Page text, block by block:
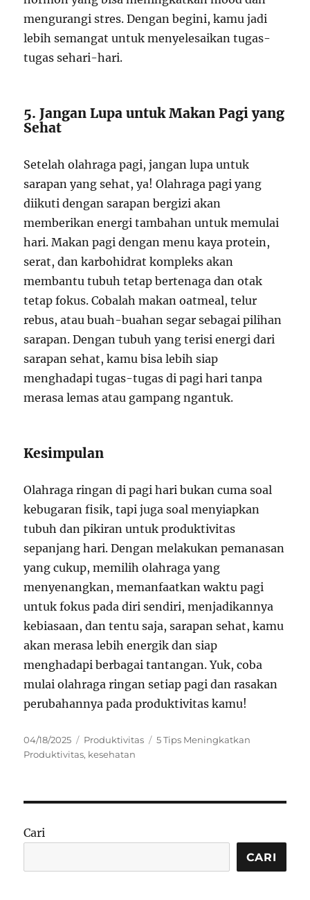
mengurangi stres. Dengan begini, kamu jadi
lebih semangat untuk menyelesaikan tugas-
tugas sehari-hari.
5. Jangan Lupa untuk Makan Pagi yang
Sehat
Setelah olahraga pagi, jangan lupa untuk
sarapan yang sehat, ya! Olahraga pagi yang
diikuti dengan sarapan bergizi akan
memberikan energi tambahan untuk memulai
hari. Makan pagi dengan menu kaya protein,
serat, dan karbohidrat kompleks akan
membantu tubuh tetap bertenaga dan otak
tetap fokus. Cobalah makan oatmeal, telur
rebus, atau buah-buahan segar sebagai pilihan
sarapan. Dengan tubuh yang terisi energi dari
sarapan sehat, kamu bisa lebih siap
menghadapi tugas-tugas di pagi hari tanpa
merasa lemas atau gampang ngantuk.
Kesimpulan
Olahraga ringan di pagi hari bukan cuma soal
kebugaran fisik, tapi juga soal menyiapkan
tubuh dan pikiran untuk produktivitas
sepanjang hari. Dengan melakukan pemanasan
yang cukup, memilih olahraga yang
menyenangkan, memanfaatkan waktu pagi
untuk fokus pada diri sendiri, menjadikannya
kebiasaan, dan tentu saja, sarapan sehat, kamu
akan merasa lebih energik dan siap
menghadapi berbagai tantangan. Yuk, coba
mulai olahraga ringan setiap pagi dan rasakan
perubahannya pada produktivitas kamu!
Posted
on
04/18/2025 Categories
Produktivitas Tags
5 Tips Meningkatkan
Produktivitas, kesehatan
Cari
CARI